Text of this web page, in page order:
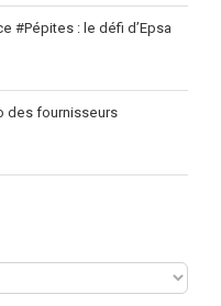
#Pépites : le défi d’Epsa
des fournisseurs